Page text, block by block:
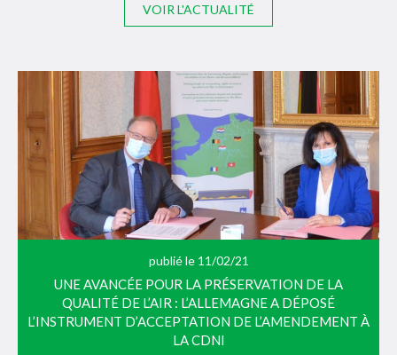
VOIR L'ACTUALITÉ
publié le 11/02/21
UNE AVANCÉE POUR LA PRÉSERVATION DE LA
QUALITÉ DE L’AIR : L’ALLEMAGNE A DÉPOSÉ
L’INSTRUMENT D’ACCEPTATION DE L’AMENDEMENT À
LA CDNI